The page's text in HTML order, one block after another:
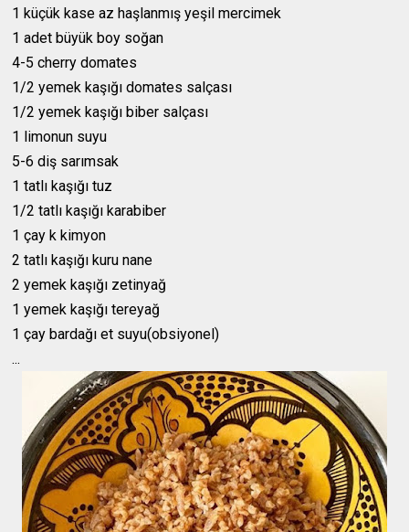
1 küçük kase az haşlanmış yeşil mercimek
1 adet büyük boy soğan
4-5 cherry domates
1/2 yemek kaşığı domates salçası
1/2 yemek kaşığı biber salçası
1 limonun suyu
5-6 diş sarımsak
1 tatlı kaşığı tuz
1/2 tatlı kaşığı karabiber
1 çay k kimyon
2 tatlı kaşığı kuru nane
2 yemek kaşığı zetinyağ
1 yemek kaşığı tereyağ
1 çay bardağı et suyu(obsiyonel)
...